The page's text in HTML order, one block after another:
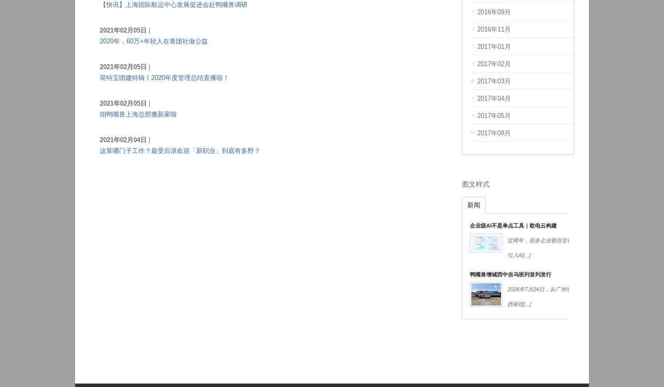
【快讯】上海国际航运中心发展促进会赴鸭嘴兽调研
2021年02月05日
2020年，60万+年轻人在青团社做公益
2021年02月05日
荷特宝团建特辑丨2020年度管理总结直播啦！
2021年02月05日
咱鸭嘴兽上海总部搬新家啦
2021年02月04日
这算哪门子工作？最受后浪欢迎「新职业」到底有多野？
2016年09月
2016年11月
2017年01月
2017年02月
2017年03月
2017年04月
2017年05月
2017年08月
图文样式
新闻
企业级AI不是单点工具｜欧电云构建
近两年，很多企业都在尝试
引入AI[...]
鸭嘴兽增城西中吉乌班列首列发行
2026年7月24日，从广州增城
西枢纽[...]